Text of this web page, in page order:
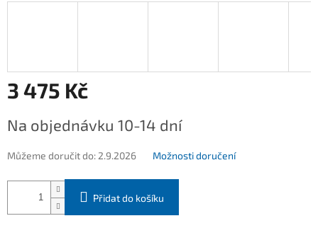
3 475 Kč
cena:
Na objednávku 10-14 dní
Můžeme doručit do: 2.9.2026 Možnosti doručení
Přidat do košíku